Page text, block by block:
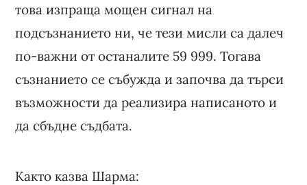
това изпраща мощен сигнал на
подсъзнанието ни, че тези мисли са далеч
по-важни от останалите 59 999. Тогава
съзнанието се събужда и започва да търси
възможности да реализира написаното и
да сбъдне съдбата.
Както казва Шарма: